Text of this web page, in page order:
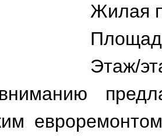
Гостиная
Жилая
Этаж/